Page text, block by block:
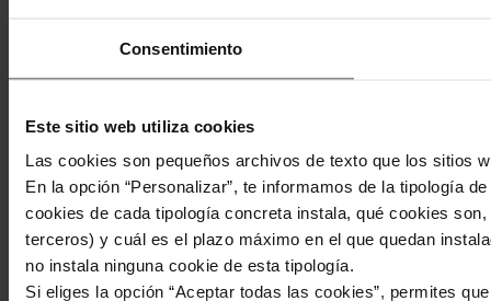
Consentimiento
Este sitio web utiliza cookies
Las cookies son pequeños archivos de texto que los sitios
En la opción “Personalizar”, te informamos de la tipología
cookies de cada tipología concreta instala, qué cookies
terceros) y cuál es el plazo máximo en el que quedan
no instala ninguna cookie de esta tipología.
Si eliges la opción “Aceptar todas las cookies”, permites